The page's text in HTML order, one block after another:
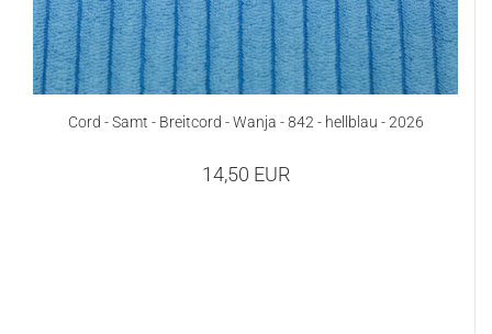
Cord - Samt - Breitcord - Wanja - 842 - hellblau - 2026
14,50 EUR